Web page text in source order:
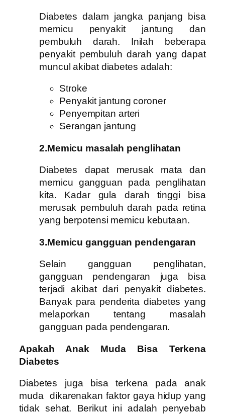
Diabetes dalam jangka panjang bisa
memicu penyakit jantung dan
pembuluh darah. Inilah beberapa
penyakit pembuluh darah yang dapat
muncul akibat diabetes adalah:
Stroke
Penyakit jantung coroner
Penyempitan arteri
Serangan jantung
2.Memicu masalah penglihatan
Diabetes dapat merusak mata dan
memicu gangguan pada penglihatan
kita. Kadar gula darah tinggi bisa
merusak pembuluh darah pada retina
yang berpotensi memicu kebutaan.
3.Memicu gangguan pendengaran
Selain gangguan penglihatan,
gangguan pendengaran juga bisa
terjadi akibat dari penyakit diabetes.
Banyak para penderita diabetes yang
melaporkan tentang masalah
gangguan pada pendengaran.
Apakah Anak Muda Bisa Terkena
Diabetes
Diabetes juga bisa terkena pada anak
muda dikarenakan faktor gaya hidup yang
tidak sehat. Berikut ini adalah penyebab